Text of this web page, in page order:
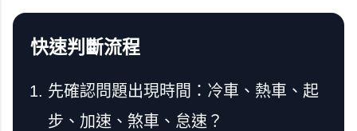
快速判斷流程
先確認問題出現時間：冷車、熱車、起
步、加速、煞車、怠速？